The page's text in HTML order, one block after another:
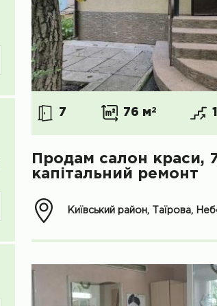
7 76 м2 1
Продам салон краси,
капітальний ремонт
Київський район, Таїрова,